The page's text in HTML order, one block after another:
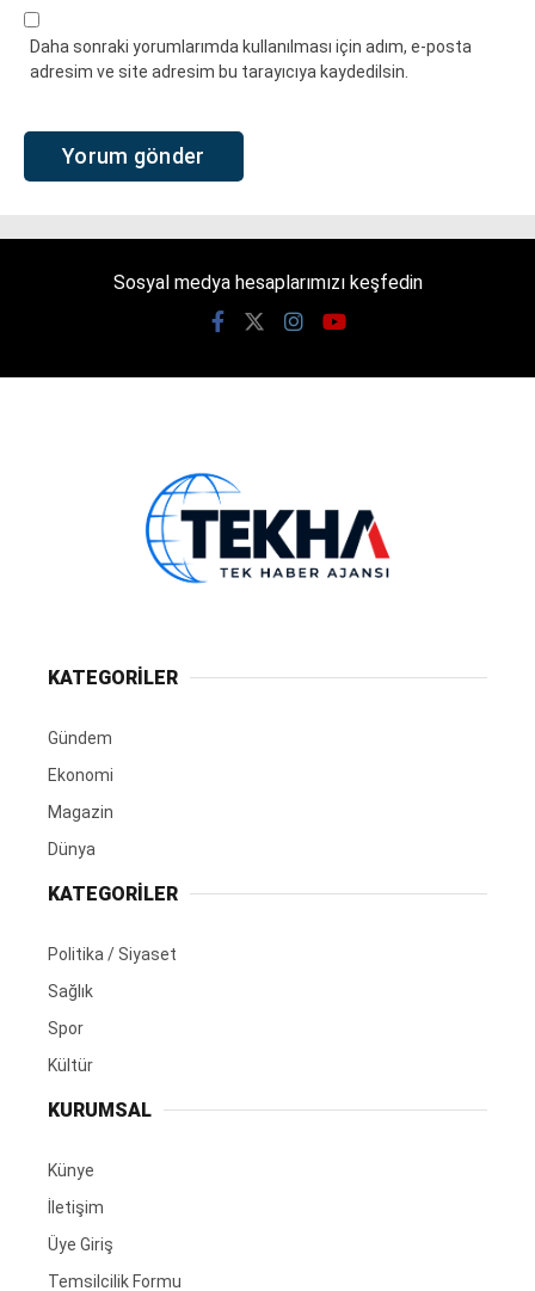
Daha sonraki yorumlarımda kullanılması için adım, e-posta
adresim ve site adresim bu tarayıcıya kaydedilsin.
Sosyal medya hesaplarımızı keşfedin
KATEGORİLER
Gündem
Ekonomi
Magazin
Dünya
KATEGORİLER
Politika / Siyaset
Sağlık
Spor
Kültür
KURUMSAL
Künye
İletişim
Üye Giriş
Temsilcilik Formu